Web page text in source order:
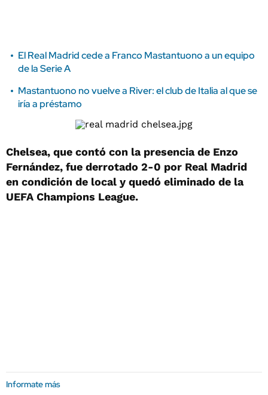
El Real Madrid cede a Franco Mastantuono a un equipo
de la Serie A
Mastantuono no vuelve a River: el club de Italia al que se
iría a préstamo
Chelsea, que contó con la presencia de Enzo
Fernández, fue derrotado 2-0 por Real Madrid
en condición de local y quedó eliminado de la
UEFA Champions League.
Informate más